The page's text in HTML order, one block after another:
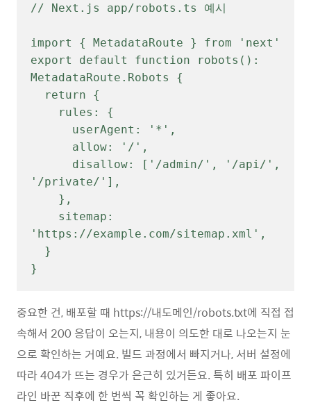
// Next.js app/robots.ts 예시
import { MetadataRoute } from 'next'
export default function robots():
MetadataRoute.Robots {
'/private/'],
'https://example.com/sitemap.xml',
}
중요한 건, 배포할 때 https://내도메인/robots.txt에 직접 접
속해서 200 응답이 오는지, 내용이 의도한 대로 나오는지 눈
으로 확인하는 거예요. 빌드 과정에서 빠지거나, 서버 설정에
따라 404가 뜨는 경우가 은근히 있거든요. 특히 배포 파이프
라인 바꾼 직후에 한 번씩 꼭 확인하는 게 좋아요.